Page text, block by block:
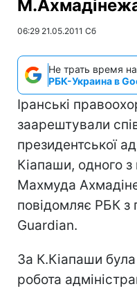
06:29 21.05.2011 Сб
Не трать время
РБК-Украина в
Іранські
заарештували
президентської
Кіапаши, одного
Махмуда
повідомляє РБК з
Guardian.
За К.Кіапаши
робота